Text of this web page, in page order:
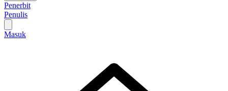
Penerbit
Penulis
Masuk